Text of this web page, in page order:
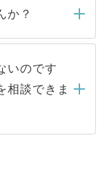
ある医療機
殺到する場
った人材の
ースが増え
をいただい
。内定先へ
ナーが行い
か？
りませんの
からの登録
人情報は、
転職活動の
お預かりし
本人の許可
いのです
相談できま